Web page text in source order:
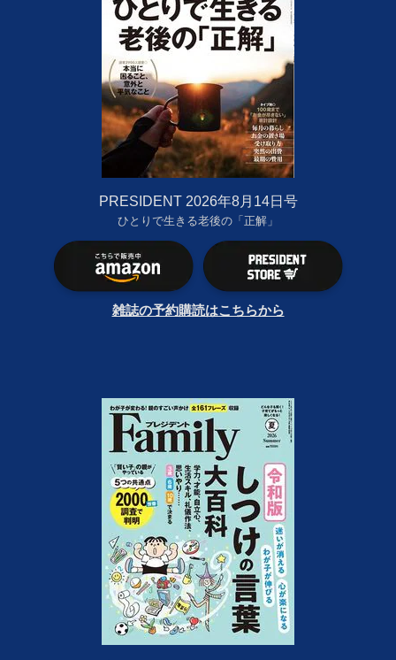
PRESIDENT 2026年8月14日号
ひとりで生きる老後の「正解」
雑誌の予約購読はこちらから